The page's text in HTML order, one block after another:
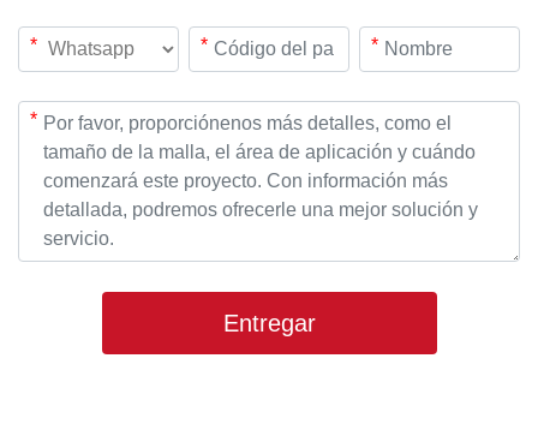
* * *
*
Entregar